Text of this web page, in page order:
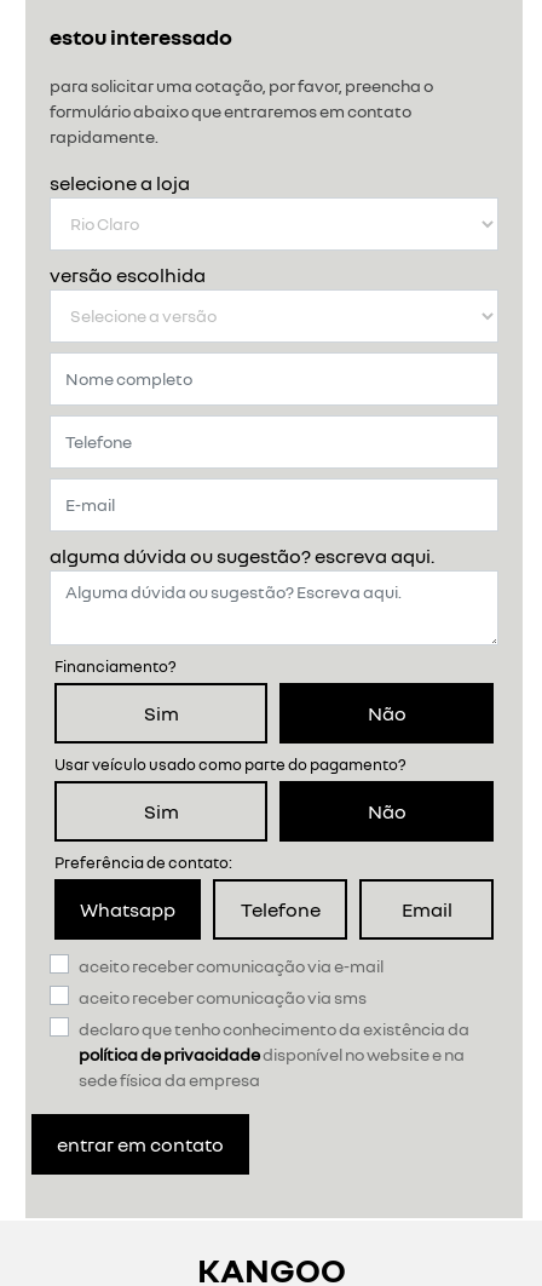
estou interessado
para solicitar uma cotação, por favor, preencha o
formulário abaixo que entraremos em contato
rapidamente.
selecione a loja
versão escolhida
alguma dúvida ou sugestão? escreva aqui.
Financiamento?
Sim Não
Usar veículo usado como parte do pagamento?
Sim Não
Preferência de contato:
Whatsapp Telefone Email
aceito receber comunicação via e-mail
aceito receber comunicação via sms
declaro que tenho conhecimento da existência da
política de privacidadedisponível no website e na
sede física da empresa
entrar em contato
KANGOO